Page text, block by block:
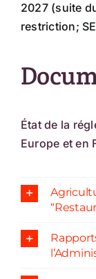
2027 (suite
restriction;
État de la
Europe et en